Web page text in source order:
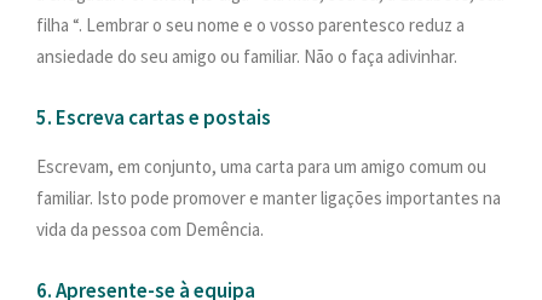
filha “. Lembrar o seu nome e o vosso parentesco reduz a
ansiedade do seu amigo ou familiar. Não o faça adivinhar.
5. Escreva cartas e postais
Escrevam, em conjunto, uma carta para um amigo comum ou
familiar. Isto pode promover e manter ligações importantes na
vida da pessoa com Demência.
6. Apresente-se à equipa